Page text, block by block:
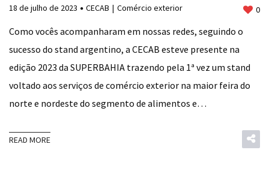
18 de julho de 2023 CECAB Comércio exterior 0
Como vocês acompanharam em nossas redes, seguindo o
sucesso do stand argentino, a CECAB esteve presente na
edição 2023 da SUPERBAHIA trazendo pela 1ª vez um stand
voltado aos serviços de comércio exterior na maior feira do
norte e nordeste do segmento de alimentos e…
READ MORE